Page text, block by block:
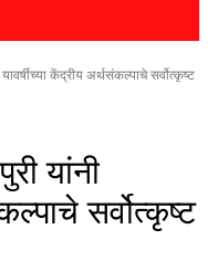
केंद्रीय अर्थसंकल्पाचे सर्वोत्कृष्ट
यांनी
सर्वोत्कृष्ट